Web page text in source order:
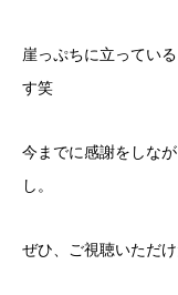
崖っぷちに立ってい
す笑
今までに感謝をしな
し。
ぜひ、ご視聴いただ